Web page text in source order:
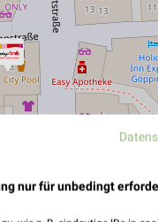
nur für unbedingt